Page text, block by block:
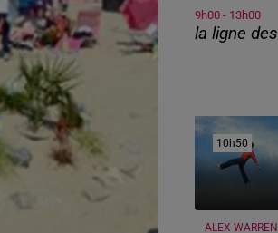
9h00 - 13h00
la ligne
10h50
10h50
ALEX WARREN